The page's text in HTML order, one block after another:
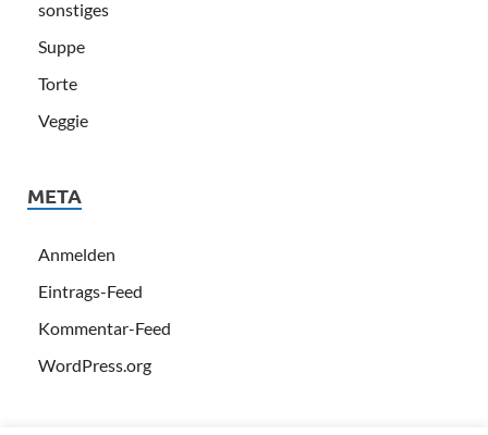
sonstiges
Suppe
Torte
Veggie
META
Anmelden
Eintrags-Feed
Kommentar-Feed
WordPress.org